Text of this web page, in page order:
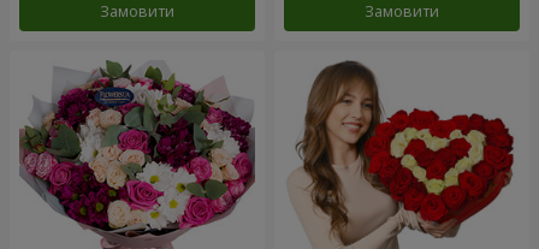
Замовити Замовити